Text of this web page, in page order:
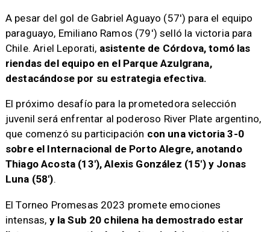
A pesar del gol de Gabriel Aguayo (57′) para el equipo
paraguayo, Emiliano Ramos (79′) selló la victoria para
Chile. Ariel Leporati, asistente de Córdova, tomó las
riendas del equipo en el Parque Azulgrana,
destacándose por su estrategia efectiva.
El próximo desafío para la prometedora selección
juvenil será enfrentar al poderoso River Plate argentino,
que comenzó su participación con una victoria 3-0
sobre el Internacional de Porto Alegre, anotando
Thiago Acosta (13′), Alexis González (15′) y Jonas
Luna (58′).
El Torneo Promesas 2023 promete emociones
intensas, y la Sub 20 chilena ha demostrado estar